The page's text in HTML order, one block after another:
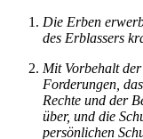
Die Erben
des Erblassers
Mit Vorbehalt
Forderungen,
Rechte und der
über, und die
persönlichen